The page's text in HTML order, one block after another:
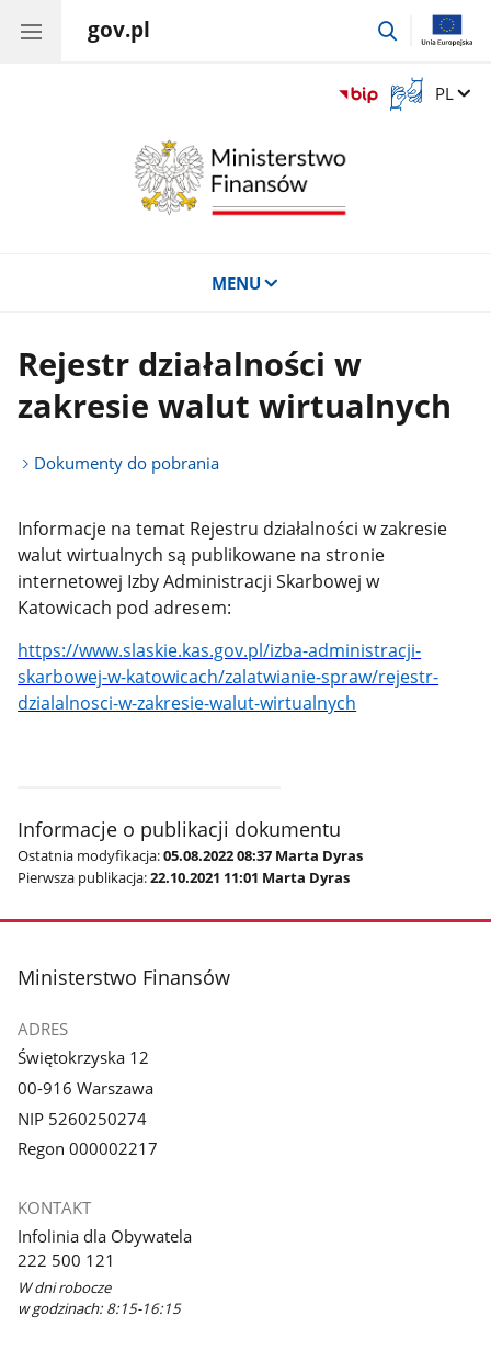
gov.pl
przejdź
Otwórz
okno
Zmień
PL
MENU
Rejestr działalności w
zakresie walut wirtualnych
Dokumenty do pobrania
Informacje na temat Rejestru działalności w zakresie
walut wirtualnych są publikowane na stronie
internetowej Izby Administracji Skarbowej w
Katowicach pod adresem:
https://www.slaskie.kas.gov.pl/izba-administracji-
skarbowej-w-katowicach/zalatwianie-spraw/rejestr-
dzialalnosci-w-zakresie-walut-wirtualnych
Informacje o publikacji dokumentu
Ostatnia modyfikacja:05.08.2022 08:37 Marta Dyras
Pierwsza publikacja:22.10.2021 11:01 Marta Dyras
stopka
Ministerstwo Finansów
ADRES
Świętokrzyska 12
00-916 Warszawa
NIP 5260250274
Regon 000002217
KONTAKT
Infolinia dla Obywatela
222 500 121
W dni robocze
w godzinach: 8:15-16:15